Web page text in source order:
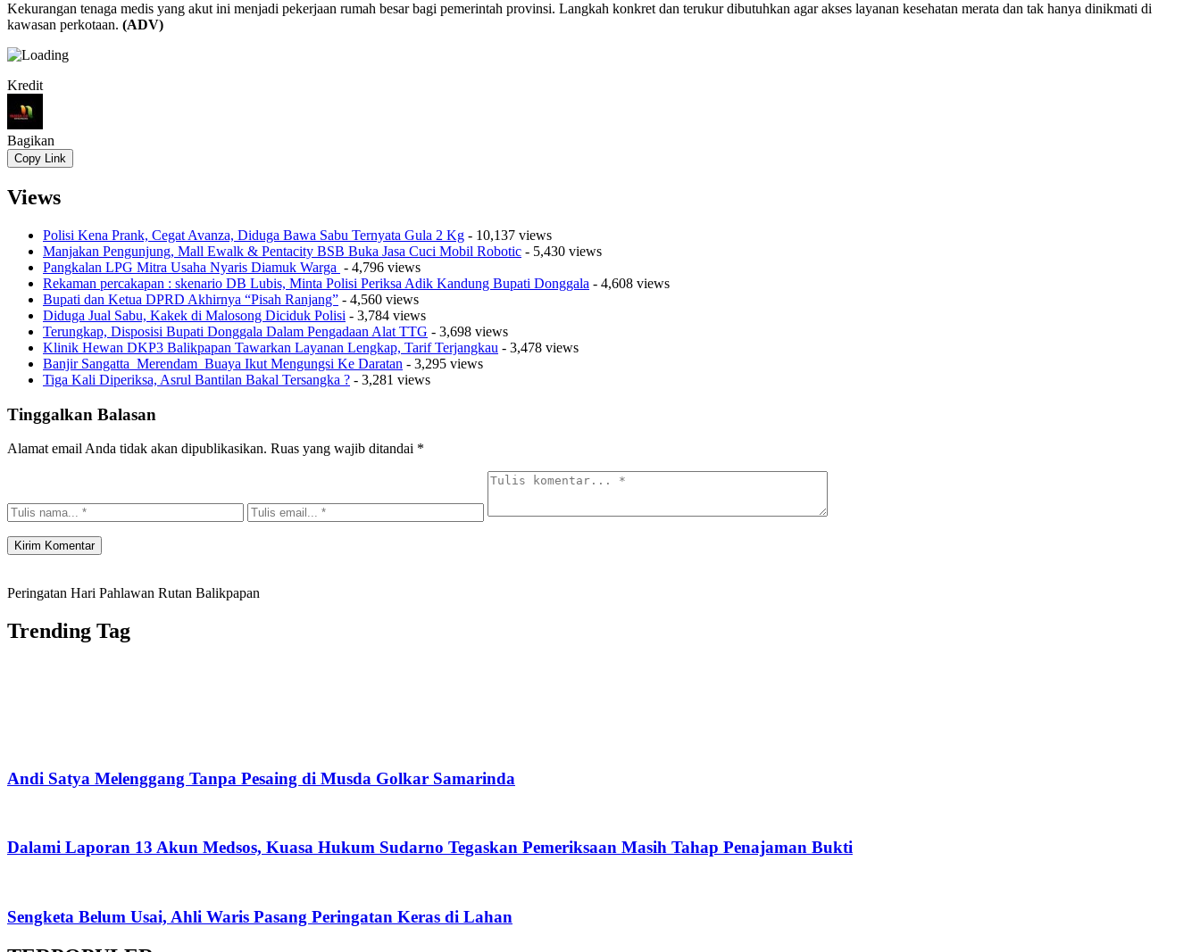
Kekurangan tenaga medis yang akut ini menjadi pekerjaan rumah besar bagi pemerintah provinsi. Langkah konkret dan terukur dibutuhkan agar akses layanan kesehatan merata dan tak hanya dinikmati di
kawasan perkotaan. (ADV)
Kredit
Bagikan
Copy Link
Views
Polisi Kena Prank, Cegat Avanza, Diduga Bawa Sabu Ternyata Gula 2 Kg - 10,137 views
Manjakan Pengunjung, Mall Ewalk & Pentacity BSB Buka Jasa Cuci Mobil Robotic - 5,430 views
Pangkalan LPG Mitra Usaha Nyaris Diamuk Warga - 4,796 views
Rekaman percakapan : skenario DB Lubis, Minta Polisi Periksa Adik Kandung Bupati Donggala - 4,608 views
Bupati dan Ketua DPRD Akhirnya “Pisah Ranjang” - 4,560 views
Diduga Jual Sabu, Kakek di Malosong Diciduk Polisi - 3,784 views
Terungkap, Disposisi Bupati Donggala Dalam Pengadaan Alat TTG - 3,698 views
Klinik Hewan DKP3 Balikpapan Tawarkan Layanan Lengkap, Tarif Terjangkau - 3,478 views
Banjir Sangatta Merendam Buaya Ikut Mengungsi Ke Daratan - 3,295 views
Tiga Kali Diperiksa, Asrul Bantilan Bakal Tersangka ? - 3,281 views
Tinggalkan Balasan
Alamat email Anda tidak akan dipublikasikan. Ruas yang wajib ditandai *
Peringatan Hari Pahlawan Rutan Balikpapan
Trending Tag
Andi Satya Melenggang Tanpa Pesaing di Musda Golkar Samarinda
Dalami Laporan 13 Akun Medsos, Kuasa Hukum Sudarno Tegaskan Pemeriksaan Masih Tahap Penajaman Bukti
Sengketa Belum Usai, Ahli Waris Pasang Peringatan Keras di Lahan